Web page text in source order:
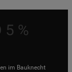
5 %
im Bauknecht